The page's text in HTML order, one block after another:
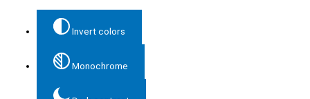
Invert colors
Monochrome